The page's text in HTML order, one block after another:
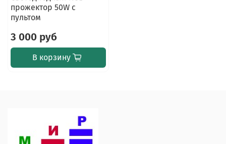
прожектор 50W с
пультом
3 000 руб
В корзину